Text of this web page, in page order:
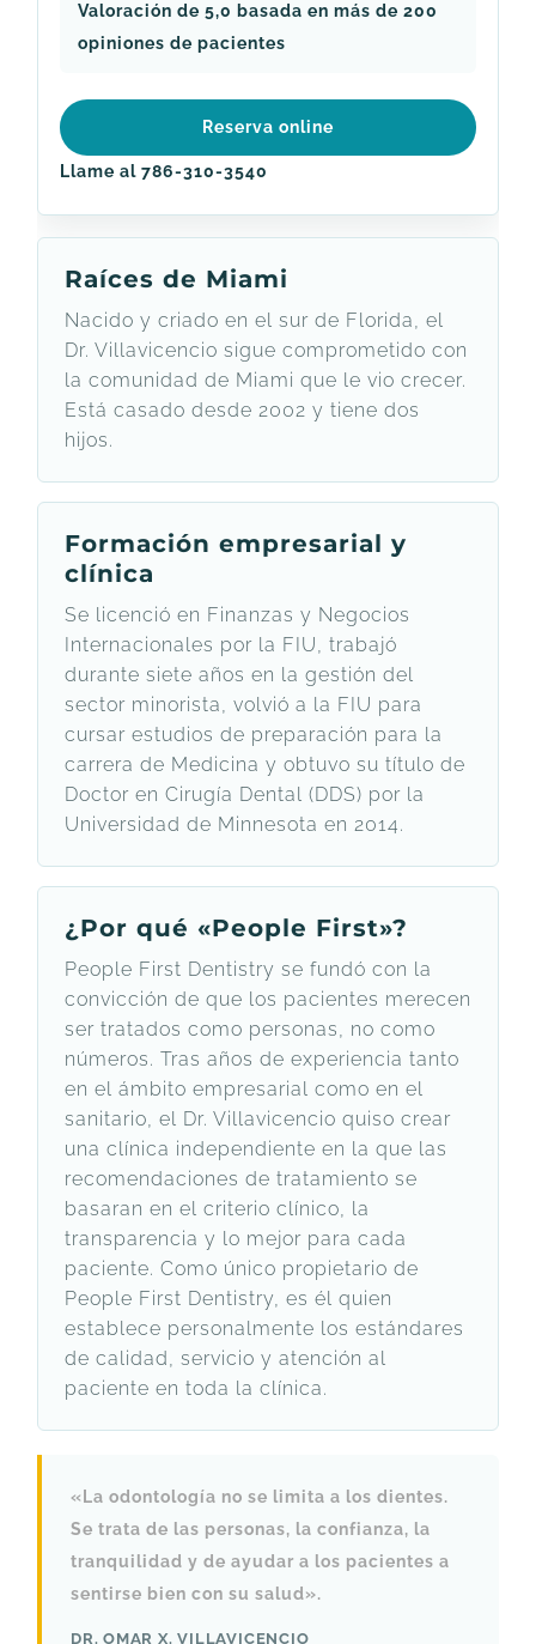
Valoración de 5,0 basada en más de 200
opiniones de pacientes
Reserva online
Llame al 786-310-3540
Raíces de Miami
Nacido y criado en el sur de Florida, el
Dr. Villavicencio sigue comprometido con
la comunidad de Miami que le vio crecer.
Está casado desde 2002 y tiene dos
hijos.
Formación empresarial y
clínica
Se licenció en Finanzas y Negocios
Internacionales por la FIU, trabajó
durante siete años en la gestión del
sector minorista, volvió a la FIU para
cursar estudios de preparación para la
carrera de Medicina y obtuvo su título de
Doctor en Cirugía Dental (DDS) por la
Universidad de Minnesota en 2014.
¿Por qué «People First»?
People First Dentistry se fundó con la
convicción de que los pacientes merecen
ser tratados como personas, no como
números. Tras años de experiencia tanto
en el ámbito empresarial como en el
sanitario, el Dr. Villavicencio quiso crear
una clínica independiente en la que las
recomendaciones de tratamiento se
basaran en el criterio clínico, la
transparencia y lo mejor para cada
paciente. Como único propietario de
People First Dentistry, es él quien
establece personalmente los estándares
de calidad, servicio y atención al
paciente en toda la clínica.
«La odontología no se limita a los dientes.
Se trata de las personas, la confianza, la
tranquilidad y de ayudar a los pacientes a
sentirse bien con su salud».
DR. OMAR X. VILLAVICENCIO